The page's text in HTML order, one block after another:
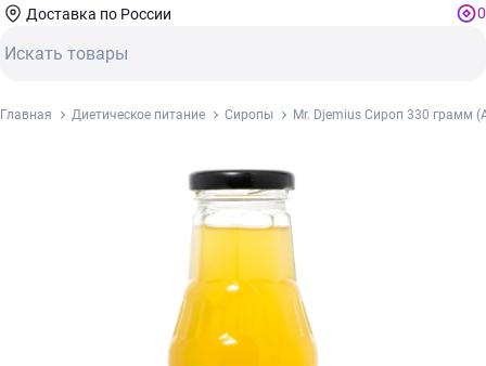
Доставка по России 0
Главная Диетическое питание Сиропы Mr. Djemius Сироп 330 грамм